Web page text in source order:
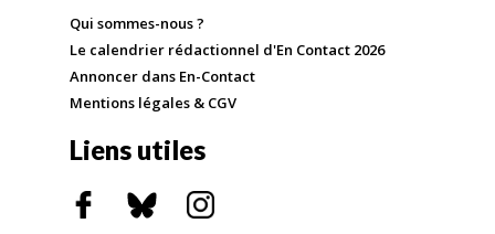
Qui sommes-nous ?
Le calendrier rédactionnel d'En Contact 2026
Annoncer dans En-Contact
Mentions légales & CGV
Liens utiles